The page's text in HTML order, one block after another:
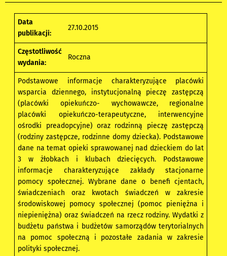
Data
publikacji:
27.10.2015
Częstotliwość
wydania:
Roczna
Podstawowe informacje charakteryzujące placówki
wsparcia dziennego, instytucjonalną pieczę zastępczą
(placówki opiekuńczo- wychowawcze, regionalne
placówki opiekuńczo-terapeutyczne, interwencyjne
ośrodki preadopcyjne) oraz rodzinną pieczę zastępczą
(rodziny zastępcze, rodzinne domy dziecka). Podstawowe
dane na temat opieki sprawowanej nad dzieckiem do lat
3 w żłobkach i klubach dziecięcych. Podstawowe
informacje charakteryzujące zakłady stacjonarne
pomocy społecznej. Wybrane dane o benefi cjentach,
świadczeniach oraz kwotach świadczeń w zakresie
środowiskowej pomocy społecznej (pomoc pieniężna i
niepieniężna) oraz świadczeń na rzecz rodziny. Wydatki z
budżetu państwa i budżetów samorządów terytorialnych
na pomoc społeczną i pozostałe zadania w zakresie
polityki społecznej.